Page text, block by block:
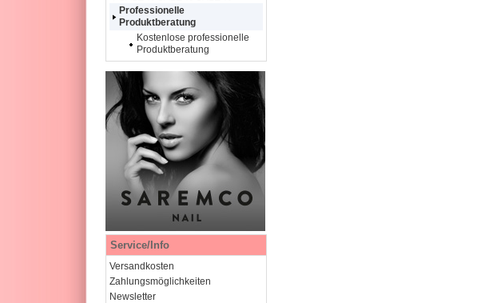
Professionelle
Produktberatung
Kostenlose professionelle
Produktberatung
Service/Info
Versandkosten
Zahlungsmöglichkeiten
Newsletter